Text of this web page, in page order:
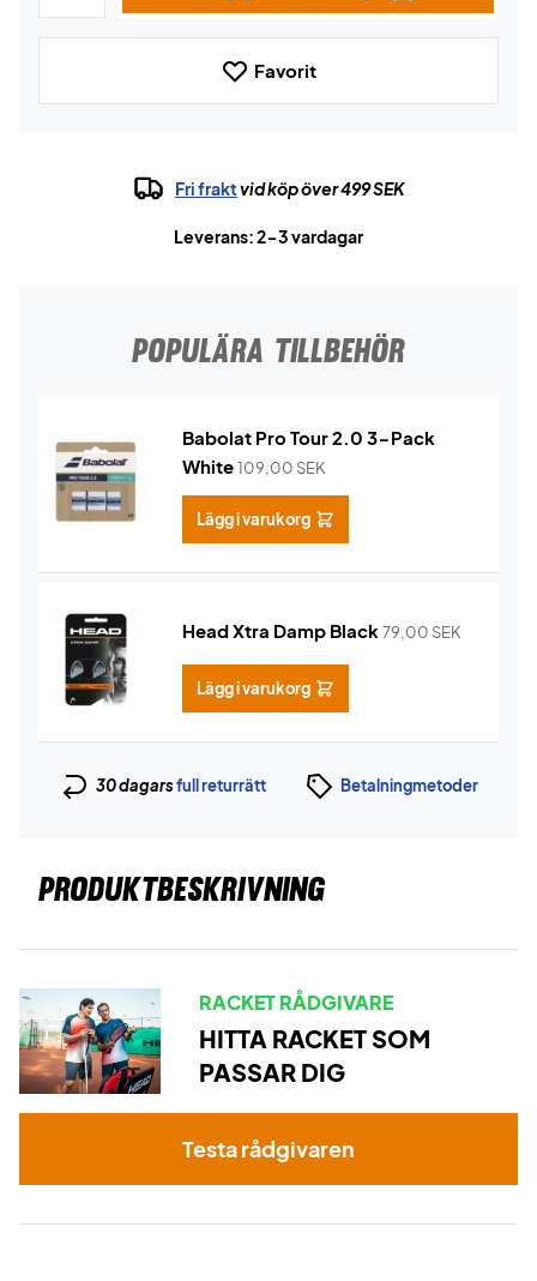
Favorit
Fri fraktvid köp över 499 SEK
Leverans: 2-3 vardagar
POPULÄRA TILLBEHÖR
Babolat Pro Tour 2.0 3-Pack
White109,00 SEK
Lägg i varukorg
Head Xtra Damp Black79,00 SEK
Lägg i varukorg
30 dagarsfull returrätt Betalningmetoder
PRODUKTBESKRIVNING
RACKET RÅDGIVARE
HITTA RACKET SOM
PASSAR DIG
Testa rådgivaren